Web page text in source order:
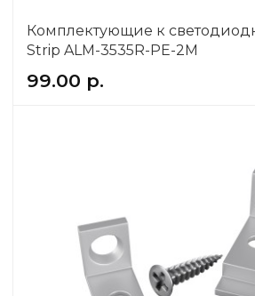
Комплектующие к
Strip ALM-3535R-PE-2M
99.00 р.